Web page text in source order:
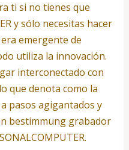
ti si no tienes que
y sólo necesitas hacer
emergente de
utiliza la innovación.
interconectado con
que denota como la
pasos agigantados y
bestimmung grabador